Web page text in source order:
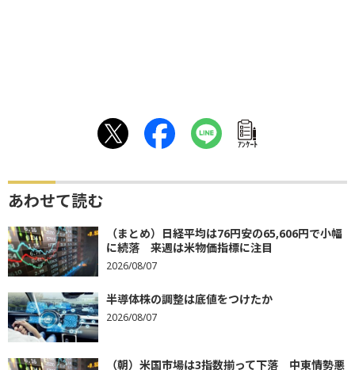
ｱﾝｹｰﾄ
あわせて読む
（まとめ）日経平均は76円安の65,606円で小幅
に続落 来週は米物価指標に注目
2026/08/07
半導体株の調整は底値をつけたか
2026/08/07
（朝）米国市場は3指数揃って下落 中東情勢悪